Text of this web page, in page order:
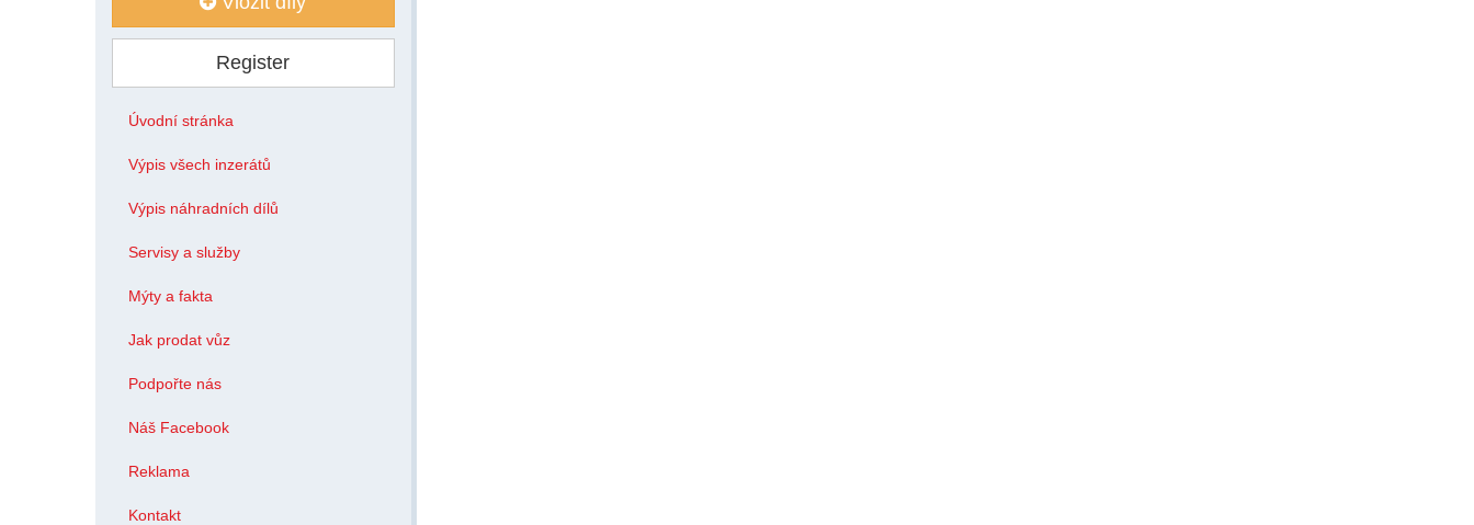
Register
Úvodní stránka
Výpis všech inzerátů
Výpis náhradních dílů
Servisy a služby
Mýty a fakta
Jak prodat vůz
Podpořte nás
Náš Facebook
Reklama
Kontakt